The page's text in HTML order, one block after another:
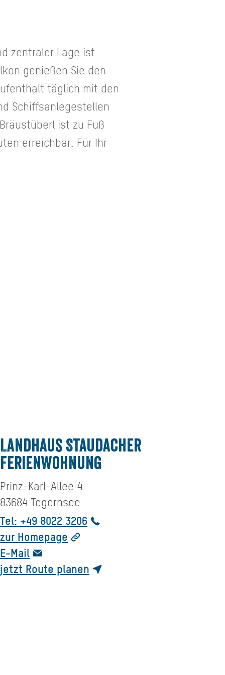
zentraler Lage ist
genießen Sie den
täglich mit den
Schiffsanlegestellen
ist zu Fuß
erreichbar. Für Ihr
Landhaus Staudacher
Ferienwohnung
Prinz-Karl-Allee 4
83684 Tegernsee
Tel: +49 8022 3206
zur Homepage
E-Mail
jetzt Route planen